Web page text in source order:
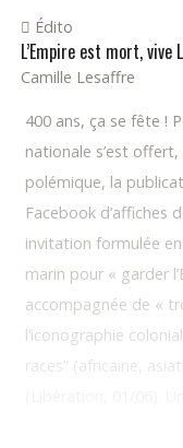
Édito
L’Empire est mort, vive
Camille Lesaffre
400 ans, ça se fête !
nationale s’est
polémique, la
Facebook d’affiches
invitation formulée
marin pour « garder
accompagnée de «
l’iconographie
races” (africaine,
(Libération, 01/06).